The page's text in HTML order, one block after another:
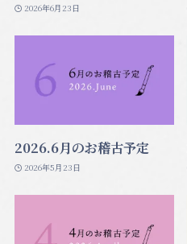
2026年6月23日
2026.6月のお稽古予定
2026年5月23日